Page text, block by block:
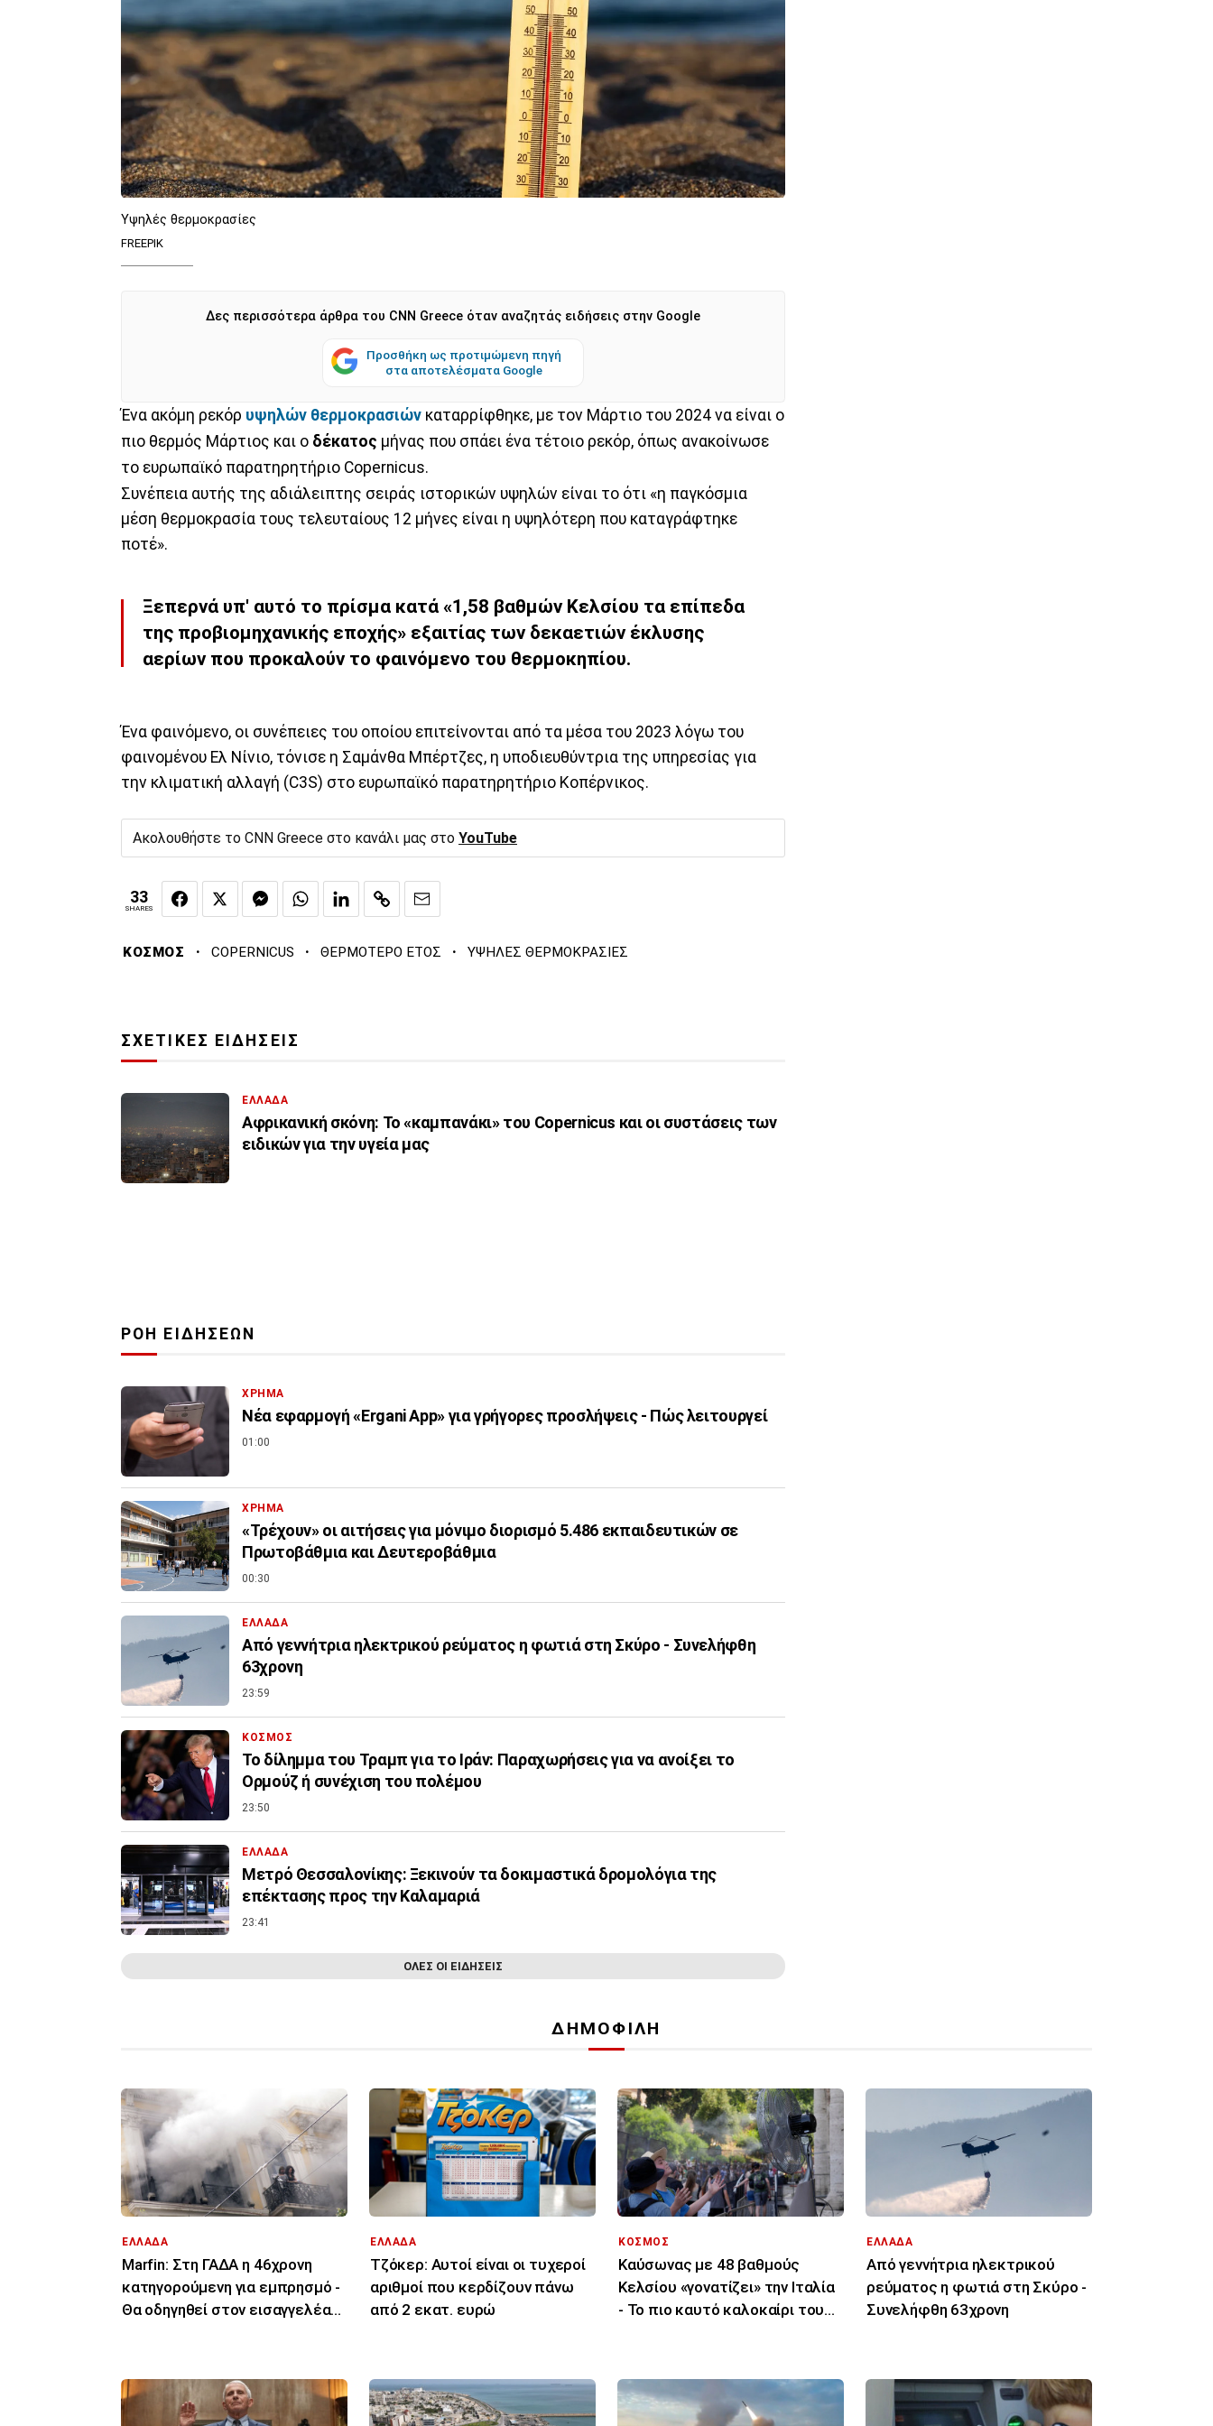
Υψηλές θερμοκρασίες
FREEPIK
Δες περισσότερα άρθρα του CNN Greece όταν αναζητάς ειδήσεις στην Google
Προσθήκη ως προτιμώμενη πηγή
στα αποτελέσματα Google
Ένα ακόμη ρεκόρ υψηλών θερμοκρασιών καταρρίφθηκε, με τον Μάρτιο του 2024 να είναι ο
πιο θερμός Μάρτιος και ο δέκατος μήνας που σπάει ένα τέτοιο ρεκόρ, όπως ανακοίνωσε
το ευρωπαϊκό παρατηρητήριο Copernicus.
Συνέπεια αυτής της αδιάλειπτης σειράς ιστορικών υψηλών είναι το ότι «η παγκόσμια
μέση θερμοκρασία τους τελευταίους 12 μήνες είναι η υψηλότερη που καταγράφτηκε
ποτέ».
Ξεπερνά υπ' αυτό το πρίσμα κατά «1,58 βαθμών Κελσίου τα επίπεδα
της προβιομηχανικής εποχής» εξαιτίας των δεκαετιών έκλυσης
αερίων που προκαλούν το φαινόμενο του θερμοκηπίου.
Ένα φαινόμενο, οι συνέπειες του οποίου επιτείνονται από τα μέσα του 2023 λόγω του
φαινομένου Ελ Νίνιο, τόνισε η Σαμάνθα Μπέρτζες, η υποδιευθύντρια της υπηρεσίας για
την κλιματική αλλαγή (C3S) στο ευρωπαϊκό παρατηρητήριο Κοπέρνικος.
Ακολουθήστε το CNN Greece στο κανάλι μας στο YouTube
33
SHARES
ΚΟΣΜΟΣ · COPERNICUS · ΘΕΡΜΟΤΕΡΟ ΕΤΟΣ · ΥΨΗΛΕΣ ΘΕΡΜΟΚΡΑΣΙΕΣ
ΣΧΕΤΙΚΕΣ ΕΙΔΗΣΕΙΣ
ΕΛΛΑΔΑ
Αφρικανική σκόνη: Το «καμπανάκι» του Copernicus και οι συστάσεις των
ειδικών για την υγεία μας
ΡΟΗ ΕΙΔΗΣΕΩΝ
ΧΡΗΜΑ
Νέα εφαρμογή «Ergani App» για γρήγορες προσλήψεις - Πώς λειτουργεί
01:00
ΧΡΗΜΑ
«Τρέχουν» οι αιτήσεις για μόνιμο διορισμό 5.486 εκπαιδευτικών σε
Πρωτοβάθμια και Δευτεροβάθμια
00:30
ΕΛΛΑΔΑ
Από γεννήτρια ηλεκτρικού ρεύματος η φωτιά στη Σκύρο - Συνελήφθη
63χρονη
23:59
ΚΟΣΜΟΣ
Το δίλημμα του Τραμπ για το Ιράν: Παραχωρήσεις για να ανοίξει το
Ορμούζ ή συνέχιση του πολέμου
23:50
ΕΛΛΑΔΑ
Μετρό Θεσσαλονίκης: Ξεκινούν τα δοκιμαστικά δρομολόγια της
επέκτασης προς την Καλαμαριά
23:41
ΟΛΕΣ ΟΙ ΕΙΔΗΣΕΙΣ
ΔΗΜΟΦΙΛΗ
ΕΛΛΑΔΑ
Marfin: Στη ΓΑΔΑ η 46χρονη
κατηγορούμενη για εμπρησμό -
Θα οδηγηθεί στον εισαγγελέα
ΕΛΛΑΔΑ
Τζόκερ: Αυτοί είναι οι τυχεροί
αριθμοί που κερδίζουν πάνω
από 2 εκατ. ευρώ
ΚΟΣΜΟΣ
Καύσωνας με 48 βαθμούς
Κελσίου «γονατίζει» την Ιταλία
- Το πιο καυτό καλοκαίρι του
ΕΛΛΑΔΑ
Από γεννήτρια ηλεκτρικού
ρεύματος η φωτιά στη Σκύρο -
Συνελήφθη 63χρονη